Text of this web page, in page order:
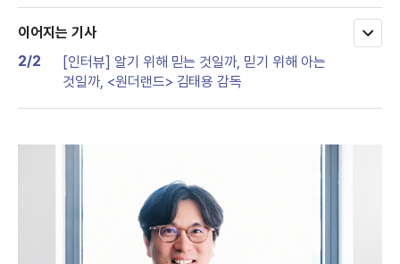
유
하
자
크
변
경
글
이어지는 기사
2/2
[인터뷰] 알기 위해 믿는 것일까, 믿기 위해 아는
것일까, <원더랜드> 김태용 감독
모